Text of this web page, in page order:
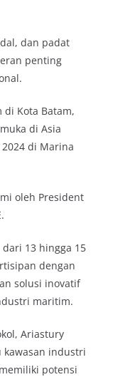
dan padat
penting
Kota Batam,
di Asia
2024 di Marina
oleh President
13 hingga 15
dengan
solusi inovatif
maritim.
Ariastury
kawasan industri
potensi